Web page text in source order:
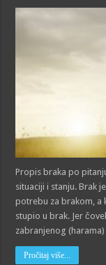
Propis braka po
situaciji i stanju. Brak
potrebu za brakom, a
stupio u brak. Jer
zabranjenog
Pročitaj više...